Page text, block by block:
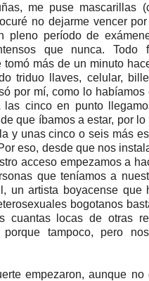
me puse mascarillas
no dejarme vencer
pleno período de
que nunca. Todo
tomó más de un minuto
triduo llaves, celular,
por mí, como lo habíamos
las cinco en punto
que íbamos a estar, por lo
y unas cinco o seis más
eso, desde que nos
acceso empezamos a
que teníamos a
un artista boyacense que
bogotanos
cuantas locas de otras
porque tampoco, pero
empezaron, aunque no